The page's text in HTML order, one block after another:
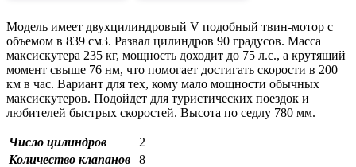
Модель имеет двухцилиндровый V подобный твин-мотор с
объемом в 839 см3. Развал цилиндров 90 градусов. Масса
максискутера 235 кг, мощность доходит до 75 л.с., а крутящий
момент свыше 76 нм, что помогает достигать скорости в 200
км в час. Вариант для тех, кому мало мощности обычных
максискутеров. Подойдет для туристических поездок и
любителей быстрых скоростей. Высота по седлу 780 мм.
Число цилиндров
2
Количество клапанов
8